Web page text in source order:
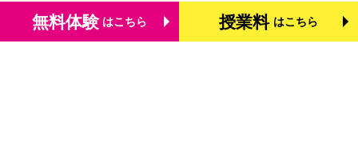
無料体験 はこちら 授業料 はこちら